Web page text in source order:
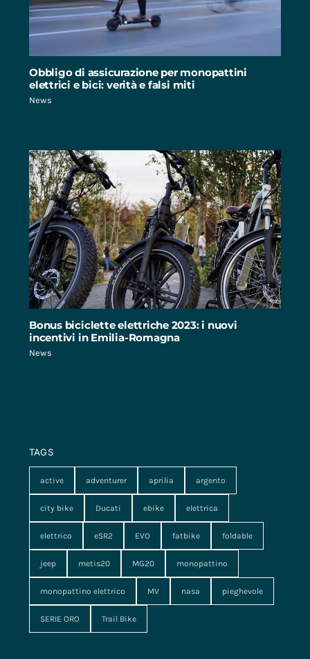
Obbligo di assicurazione per monopattini
elettrici e bici: verità e falsi miti
News
Bonus biciclette elettriche 2023: i nuovi
incentivi in Emilia-Romagna
News
TAGS
active adventurer aprilia argento
city bike Ducati ebike elettrica
elettrico eSR2 EVO fatbike foldable
jeep metis20 MG20 monopattino
monopattino elettrico MV nasa pieghevole
SERIE ORO Trail Bike